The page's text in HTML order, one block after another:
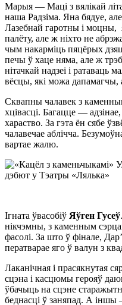
Марыя — Маці з вялікай
наша Радзіма. Яна бядуе,
Лазебнай гаротны і моцны,
палёту, але ж ніхто не
чым накарміць пяцёрых
печы ў хаце няма, але ж
нітачкай надзеі і ратаваць
вёсцы, які можа дапамагчы,
Сквапны чалавек з
хцівасці. Багацце —
хараство. За гэта ён сябе
чалавечае аблічча.
вартае жалю.
Ігната ўвасобіў Яўген Гусеў
нікчэмны, з каменным
фасолі. За што ў фінале,
ператварае яго ў валун з
Лаканічная і прасякнутая
сцэна і касцюмы герояў
ўбачыць на сцэне
беднасці ў заняпад. А